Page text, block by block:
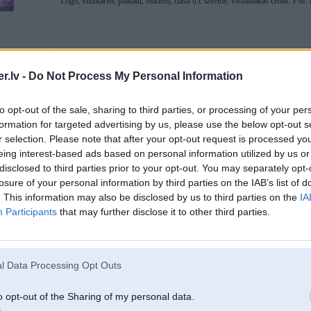
- Do Not Process My Personal Information
opt-out of the sale, sharing to third parties, or processing of your
for targeted advertising by us, please use the below opt-out
selection. Please note that after your opt-out request is processed
interest-based ads based on personal information utilized by us
to third parties prior to your opt-out. You may separately
of your personal information by third parties on the IAB’s list of
This information may also be disclosed by us to third parties on the
Participants that may further disclose it to other third parties.
Data Processing Opt Outs
opt-out of the Sharing of my personal data.
17. Jan 2008, 16:01
Piekriitu viedoklim, ka dziivee viss izskataas daudz citaadaak - pie tam
taa nevar iegaadaaties - ja taas 80eiras pasham macinjaa chauksteetu -
tehniskie raadiitaaji un arii tas cik augstu tas auto koteejaas, ja jau izpirkti
tik pelams !